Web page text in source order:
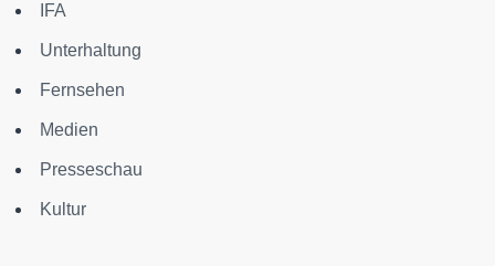
IFA
Unterhaltung
Fernsehen
Medien
Presseschau
Kultur